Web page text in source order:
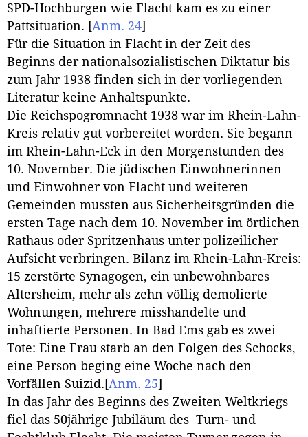
SPD-Hochburgen wie Flacht kam es zu einer
Pattsituation. [Anm. 24]
Für die Situation in Flacht in der Zeit des
Beginns der nationalsozialistischen Diktatur bis
zum Jahr 1938 finden sich in der vorliegenden
Literatur keine Anhaltspunkte.
Die Reichspogromnacht 1938 war im Rhein-Lahn-
Kreis relativ gut vorbereitet worden. Sie begann
im Rhein-Lahn-Eck in den Morgenstunden des
10. November. Die jüdischen Einwohnerinnen
und Einwohner von Flacht und weiteren
Gemeinden mussten aus Sicherheitsgründen die
ersten Tage nach dem 10. November im örtlichen
Rathaus oder Spritzenhaus unter polizeilicher
Aufsicht verbringen. Bilanz im Rhein-Lahn-Kreis:
15 zerstörte Synagogen, ein unbewohnbares
Altersheim, mehr als zehn völlig demolierte
Wohnungen, mehrere misshandelte und
inhaftierte Personen. In Bad Ems gab es zwei
Tote: Eine Frau starb an den Folgen des Schocks,
eine Person beging eine Woche nach den
Vorfällen Suizid. [Anm. 25]
In das Jahr des Beginns des Zweiten Weltkriegs
fiel das 50jährige Jubiläum des Turn- und